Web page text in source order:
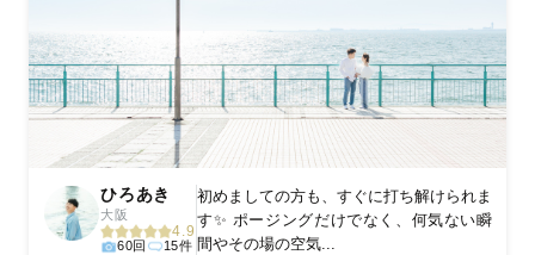
ひろあき
大阪
4.9
60回 15件
初めましての方も、すぐに打ち解けられま
す✨ ポージングだけでなく、何気ない瞬
間やその場の空気...